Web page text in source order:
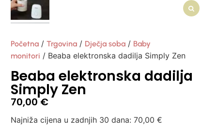
Početna /Trgovina / Dječja soba / Baby
monitori / Beaba elektronska dadilja Simply Zen
Beaba elektronska dadilja
Simply Zen
70,00€
Najniža cijena u zadnjih 30 dana:70,00€